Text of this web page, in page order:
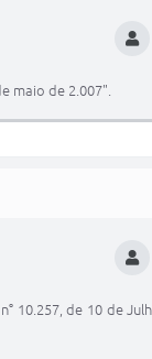
maio de 2.007".
de 10 de